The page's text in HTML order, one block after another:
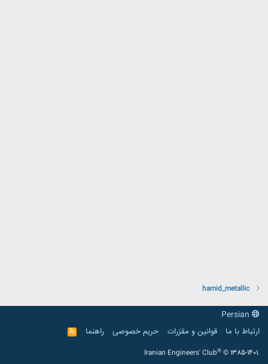
hamid_metallic
ارتباط با ما
قوانین و مقرّرات حریم خصوصی راهنما
R
S
Iranian Engineers' Club® © 1385-1401.